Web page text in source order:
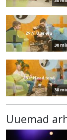
30
30
Uuemad